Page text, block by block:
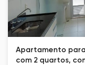
Apartamento
com 2 quartos,